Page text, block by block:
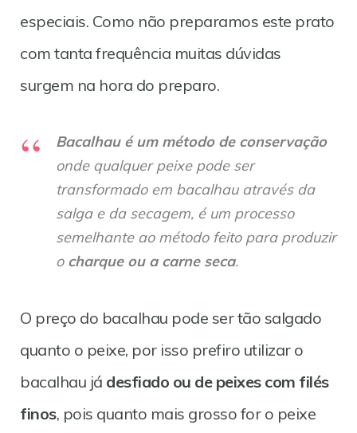
especiais. Como não preparamos este prato
com tanta frequência muitas dúvidas
surgem na hora do preparo.
Bacalhau é um método de conservação
onde qualquer peixe pode ser
transformado em bacalhau através da
salga e da secagem, é um processo
semelhante ao método feito para produzir
o charque ou a carne seca.
O preço do bacalhau pode ser tão salgado
quanto o peixe, por isso prefiro utilizar o
bacalhau já desfiado ou de peixes com filés
finos, pois quanto mais grosso for o peixe